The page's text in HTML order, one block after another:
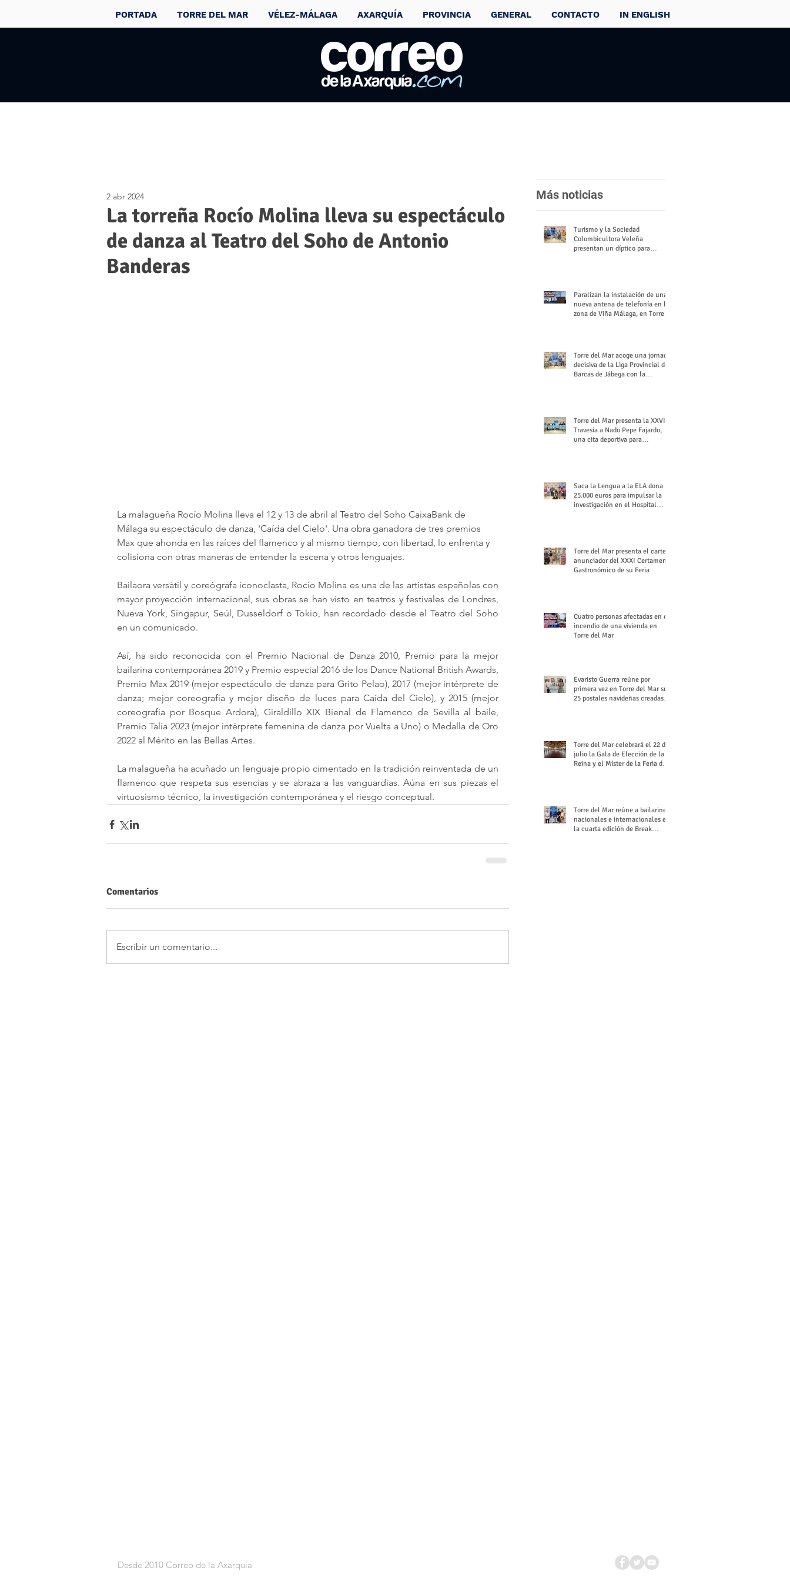
PORTADA TORRE DEL MAR VÉLEZ-MÁLAGA AXARQUÍA PROVINCIA GENERAL CONTACTO IN ENGLISH
La torreña Rocío Molina lleva su espectáculo
de danza al Teatro del Soho de Antonio
Banderas
2 abr 2024
La malagueña Rocío Molina lleva el 12 y 13 de abril al Teatro del Soho CaixaBank de
Málaga su espectáculo de danza, 'Caída del Cielo'. Una obra ganadora de tres premios
Max que ahonda en las raíces del flamenco y al mismo tiempo, con libertad, lo enfrenta y
colisiona con otras maneras de entender la escena y otros lenguajes.
Bailaora versátil y coreógrafa iconoclasta, Rocío Molina es una de las artistas españolas con
mayor proyección internacional, sus obras se han visto en teatros y festivales de Londres,
Nueva York, Singapur, Seúl, Dusseldorf o Tokio, han recordado desde el Teatro del Soho
en un comunicado.
Así, ha sido reconocida con el Premio Nacional de Danza 2010, Premio para la mejor
bailarina contemporánea 2019 y Premio especial 2016 de los Dance National British Awards,
Premio Max 2019 (mejor espectáculo de danza para Grito Pelao), 2017 (mejor intérprete de
danza; mejor coreografía y mejor diseño de luces para Caída del Cielo), y 2015 (mejor
coreografía por Bosque Ardora), Giraldillo XIX Bienal de Flamenco de Sevilla al baile,
Premio Talía 2023 (mejor intérprete femenina de danza por Vuelta a Uno) o Medalla de Oro
2022 al Mérito en las Bellas Artes.
La malagueña ha acuñado un lenguaje propio cimentado en la tradición reinventada de un
flamenco que respeta sus esencias y se abraza a las vanguardias. Aúna en sus piezas el
virtuosismo técnico, la investigación contemporánea y el riesgo conceptual.
Comentarios
Escribir un comentario...
Más noticias
Turismo y la Sociedad
Colombicultora Veleña
presentan un díptico para
Paralizan la instalación de una
nueva antena de telefonía en la
zona de Viña Málaga, en Torre
Torre del Mar acoge una jornada
decisiva de la Liga Provincial de
Barcas de Jábega con la
Torre del Mar presenta la XXVI
Travesía a Nado Pepe Fajardo,
una cita deportiva para
Saca la Lengua a la ELA dona
25.000 euros para impulsar la
investigación en el Hospital
Torre del Mar presenta el cartel
anunciador del XXXI Certamen
Gastronómico de su Feria
Cuatro personas afectadas en el
incendio de una vivienda en
Torre del Mar
Evaristo Guerra reúne por
primera vez en Torre del Mar sus
25 postales navideñas creadas
Torre del Mar celebrará el 22 de
julio la Gala de Elección de la
Reina y el Míster de la Feria de
Torre del Mar reúne a bailarines
nacionales e internacionales en
la cuarta edición de Break
Desde 2010 Correo de la Axarquía